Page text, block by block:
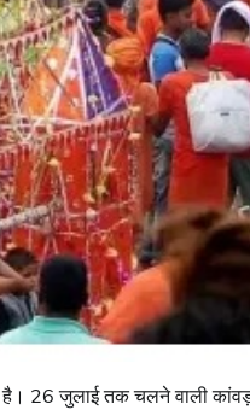
है। 26 जुलाई तक चलने वाली